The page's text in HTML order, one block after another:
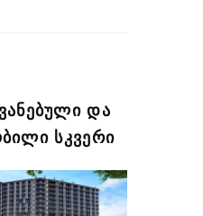
ᲓᲐ
ᲡᲙᲕᲔᲠᲘ